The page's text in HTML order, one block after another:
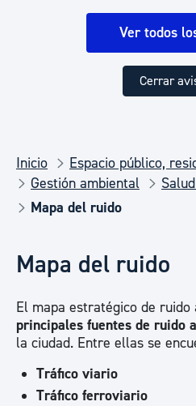
Ver todos
Cerrar
Inicio
Espacio público,
Gestión ambiental
Mapa del ruido
Mapa del ruido
El mapa estratégico de ruido
principales fuentes de ruido
la ciudad. Entre ellas se
Tráfico viario
Tráfico ferroviario